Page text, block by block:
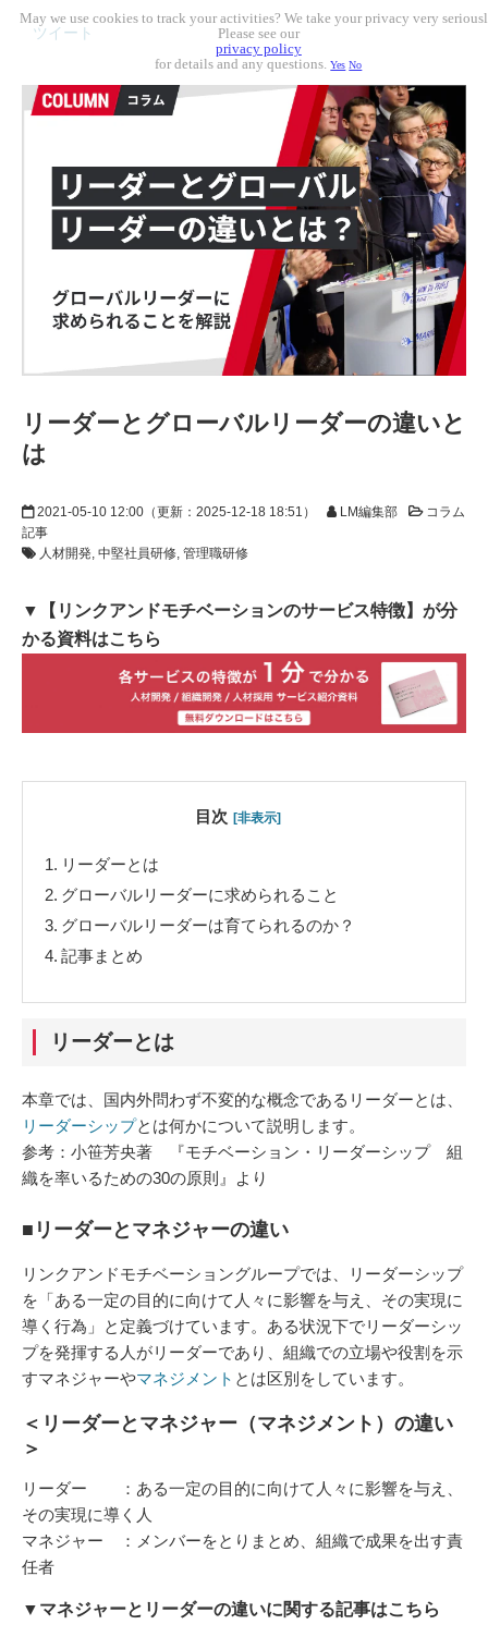
ツイート
リーダーとグローバルリーダーの違いと
は
2021-05-10 12:00 （更新： 2025-12-18 18:51 ） LM編集部
コラム
記事
人材開発 中堅社員研修 管理職研修
▼【リンクアンドモチベーションのサービス特徴】が分
かる資料はこちら
目次 [非表示]
1. リーダーとは
2. グローバルリーダーに求められること
3. グローバルリーダーは育てられるのか？
4. 記事まとめ
リーダーとは
本章では、国内外問わず不変的な概念であるリーダーとは、
リーダーシップとは何かについて説明します。
参考：小笹芳央著 『モチベーション・リーダーシップ 組
織を率いるための30の原則』より
■リーダーとマネジャーの違い
リンクアンドモチベーショングループでは、リーダーシップ
を「ある一定の目的に向けて人々に影響を与え、その実現に
導く行為」と定義づけています。ある状況下でリーダーシッ
プを発揮する人がリーダーであり、組織での立場や役割を示
すマネジャーやマネジメント とは区別をしています。
＜リーダーとマネジャー（マネジメント）の違い
＞
リーダー ：ある一定の目的に向けて人々に影響を与え、
その実現に導く人
マネジャー ：メンバーをとりまとめ、組織で成果を出す責
任者
▼マネジャーとリーダーの違いに関する記事はこちら
May we use cookies to track your activities? We take your privacy very
Please see our
privacy policy
for details and any questions.Yes No